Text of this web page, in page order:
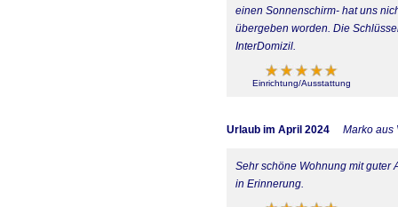
einen Sonnenschirm- hat uns
übergeben worden. Die
InterDomizil.
Einrichtung/Ausstattung
Urlaub im April 2024 Marko aus
Sehr schöne Wohnung mit guter
in Erinnerung.